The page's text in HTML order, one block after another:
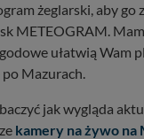
żeglarski, aby go
METEOGRAM.
ułatwią Wam
Mazurach.
jak wygląda
kamery na żywo na